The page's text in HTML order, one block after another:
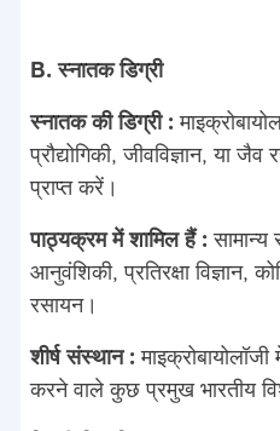
B. स्नातक डिग्री
स्नातक की डिग्री :
प्रौद्योगिकी, जीवविज्ञान, या
प्राप्त करें।
पाठ्यक्रम में शामिल हैं :सामान्य
आनुवंशिकी, प्रतिरक्षा विज्ञान,
रसायन।
शीर्ष संस्थान :
करने वाले कुछ प्रमुख भारतीय